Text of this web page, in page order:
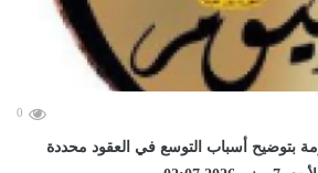
0
بتوضيح أسباب التوسع في العقود محددة